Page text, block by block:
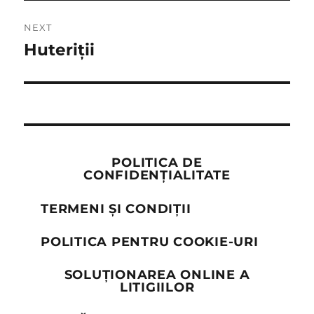
NEXT
Next
Huteriții
POLITICA DE
CONFIDENȚIALITATE
TERMENI ȘI CONDIȚII
POLITICA PENTRU COOKIE-URI
SOLUȚIONAREA ONLINE A
LITIGIILOR